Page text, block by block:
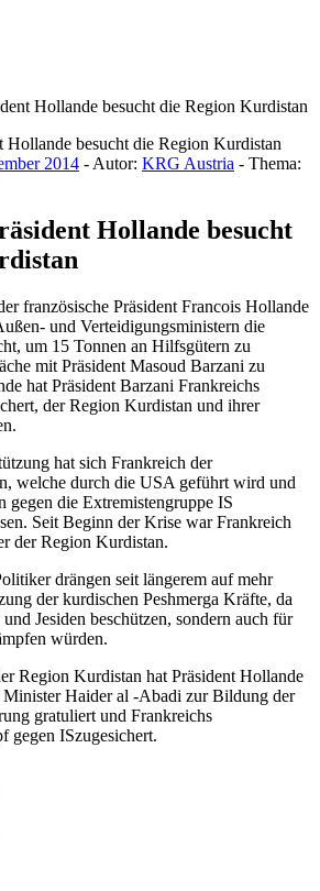
Hollande besucht die Region Kurdistan
2014 - Autor: KRG Austria - Thema:
Hollande besucht
französische Präsident Francois Hollande
und Verteidigungsministern die
um 15 Tonnen an Hilfsgütern zu
mit Präsident Masoud Barzani zu
hat Präsident Barzani Frankreichs
der Region Kurdistan und ihrer
hat sich Frankreich der
welche durch die USA geführt wird und
gegen die Extremistengruppe IS
Seit Beginn der Krise war Frankreich
der Region Kurdistan.
drängen seit längerem auf mehr
der kurdischen Peshmerga Kräfte, da
Jesiden beschützen, sondern auch für
würden.
Region Kurdistan hat Präsident Hollande
Minister Haider al -Abadi zur Bildung der
gratuliert und Frankreichs
gegen ISzugesichert.